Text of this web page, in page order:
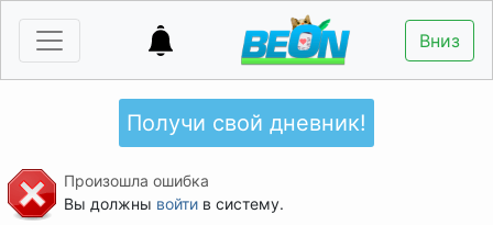
Вниз
Получи свой дневник!
Произошла ошибка
Вы должны войтив систему.